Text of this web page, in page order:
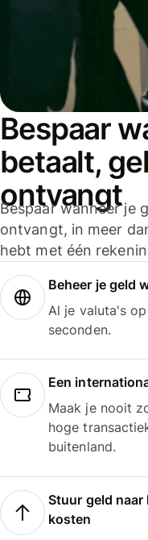
Bespaar
betaalt,
ontvangt
Bespaar wanneer je
ontvangt, in meer
hebt met één
Beheer je geld
Al je valuta's
seconden.
Een
Maak je nooit
hoge
buitenland.
Stuur geld
kosten